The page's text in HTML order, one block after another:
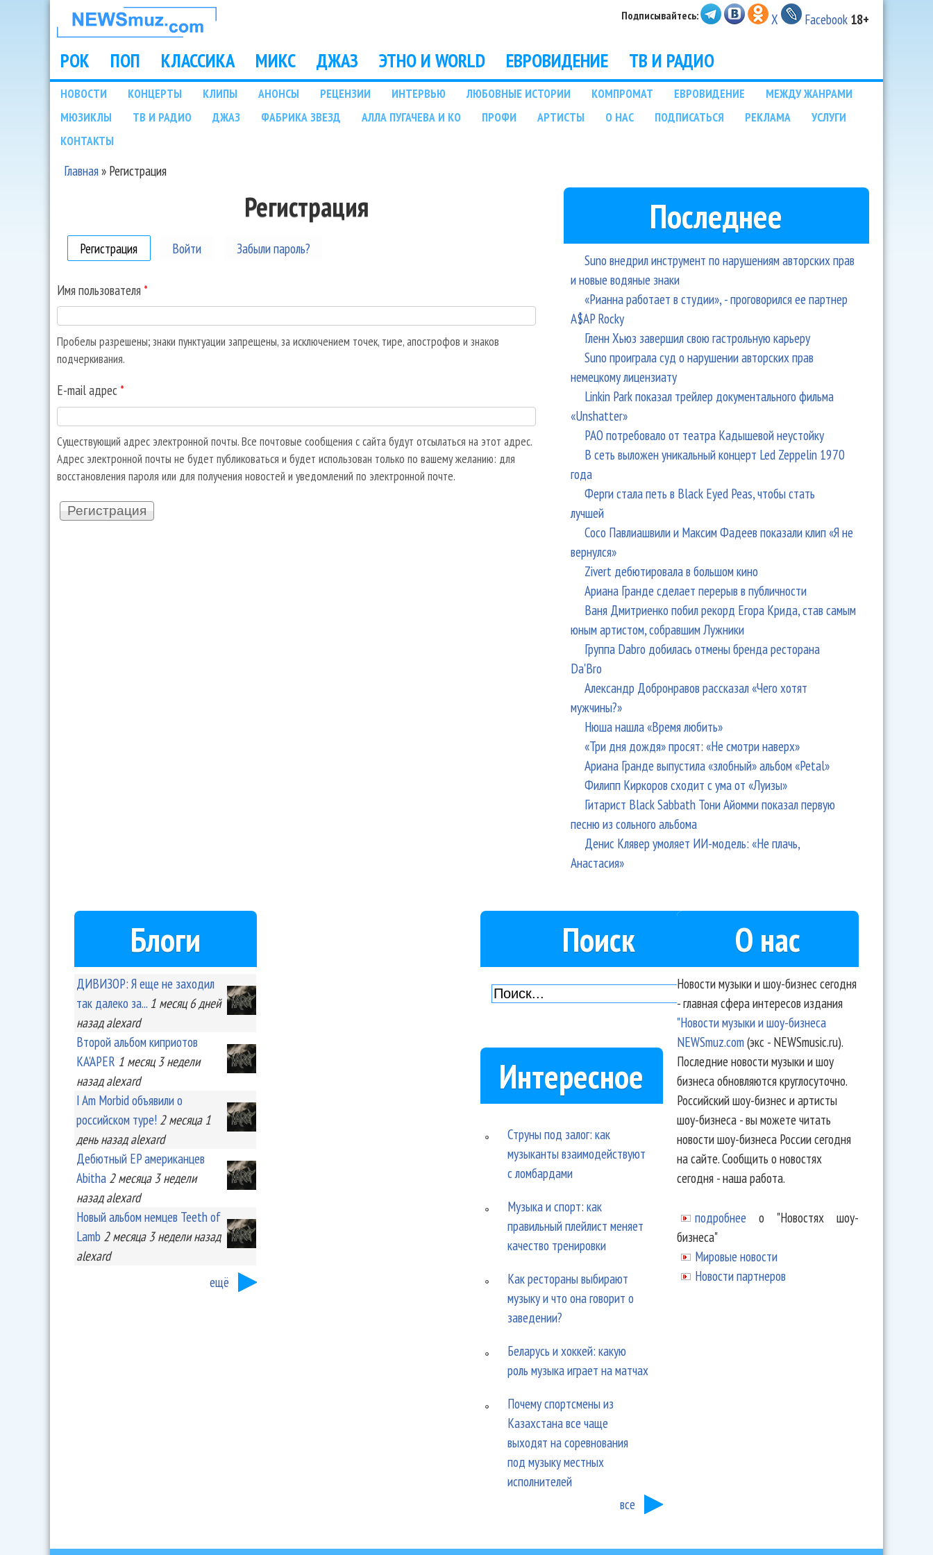
НОВОСТИ
МУЗЫКИ И
ШОУ БИЗНЕСА
NEWSMUZ.COM
Подписывайтесь: X Facebook 18+
Main menu
РОК ПОП КЛАССИКА МИКС ДЖАЗ ЭТНО И WORLD ЕВРОВИДЕНИЕ ТВ И РАДИО
Подразделы
НОВОСТИ КОНЦЕРТЫ КЛИПЫ АНОНСЫ РЕЦЕНЗИИ ИНТЕРВЬЮ ЛЮБОВНЫЕ ИСТОРИИ КОМПРОМАТ ЕВРОВИДЕНИЕ
МЕЖДУ ЖАНРАМИ
МЮЗИКЛЫ
ТВ И РАДИО ДЖАЗ ФАБРИКА ЗВЕЗД АЛЛА ПУГАЧЕВА И КО ПРОФИ АРТИСТЫ О НАС ПОДПИСАТЬСЯ РЕКЛАМА
УСЛУГИ
КОНТАКТЫ
Главная» Регистрация
Регистрация
Регистрация (активная вкладка)
Войти Забыли пароль?
Имя пользователя *
Пробелы разрешены; знаки пунктуации запрещены, за исключением точек, тире, апострофов и знаков
подчеркивания.
E-mail адрес *
Существующий адрес электронной почты. Все почтовые сообщения с сайта будут отсылаться на этот адрес.
Адрес электронной почты не будет публиковаться и будет использован только по вашему желанию: для
восстановления пароля или для получения новостей и уведомлений по электронной почте.
Последнее
Suno внедрил инструмент по нарушениям авторских прав
и новые водяные знаки
«Рианна работает в студии», - проговорился ее партнер
A$AP Rocky
Гленн Хьюз завершил свою гастрольную карьеру
Suno проиграла суд о нарушении авторских прав
немецкому лицензиату
Linkin Park показал трейлер документального фильма
«Unshatter»
РАО потребовало от театра Кадышевой неустойку
В сеть выложен уникальный концерт Led Zeppelin 1970
года
Ферги стала петь в Black Eyed Peas, чтобы стать
лучшей
Сосо Павлиашвили и Максим Фадеев показали клип «Я не
вернулся»
Zivert дебютировала в большом кино
Ариана Гранде сделает перерыв в публичности
Ваня Дмитриенко побил рекорд Егора Крида, став самым
юным артистом, собравшим Лужники
Группа Dabro добилась отмены бренда ресторана
Da'Bro
Александр Добронравов рассказал «Чего хотят
мужчины?»
Нюша нашла «Время любить»
«Три дня дождя» просят: «Не смотри наверх»
Ариана Гранде выпустила «злобный» альбом «Petal»
Филипп Киркоров сходит с ума от «Луизы»
Гитарист Black Sabbath Тони Айомми показал первую
песню из сольного альбома
Денис Клявер умоляет ИИ-модель: «Не плачь,
Анастасия»
Блоги
ДИВИЗОР: Я еще не заходил
так далеко за... 1 месяц 6 дней
назад alexard
Второй альбом киприотов
KA'APER 1 месяц 3 недели
назад alexard
I Am Morbid объявили о
российском туре! 2 месяца 1
деньназад alexard
Дебютный EP американцев
Abitha 2 месяца 3 недели
назад alexard
Новый альбом немцев Teeth of
Lamb 2 месяца 3 неделиназад
alexard
ещё
Поиск
Интересное
Струны под залог: как
музыканты взаимодействуют
с ломбардами
Музыка и спорт: как
правильный плейлист меняет
качество тренировки
Как рестораны выбирают
музыку и что она говорит о
заведении?
Беларусь и хоккей: какую
роль музыка играет на матчах
Почему спортсмены из
Казахстана все чаще
выходят на соревнования
под музыку местных
исполнителей
все
О нас
Новости музыки и шоу-бизнес сегодня
- главная сфера интересов издания
"Новости музыки и шоу-бизнеса
NEWSmuz.com(экс - NEWSmusic.ru).
Последние новости музыки и шоу
бизнеса обновляются круглосуточно.
Российский шоу-бизнес и артисты
шоу-бизнеса - вы можете читать
новости шоу-бизнеса России сегодня
на сайте. Сообщить о новостях
сегодня - наша работа.
подробнее о "Новостях шоу-
бизнеса"
Мировые новости
Новости партнеров